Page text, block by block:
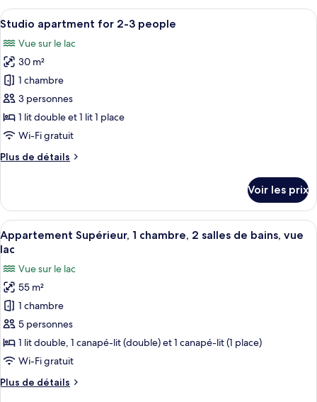
type
de
Chambre
Double,
vue
lac
Afficher
toutes
les
photos
pour
ce
type
de
chambre :
Studio
2-
3
people
Une chambre d’hôtel équipée d’un
16
Studio apartment for 2-3 people
Vue sur le lac
30 m²
1 chambre
3 personnes
1 lit double et 1 lit 1 place
Wi-Fi gratuit
Plus de détails
Plus
le
type
de
chambre
apartment
for
2-
3
people
Voir les prix
Afficher
toutes
photos
pour
ce
type
de
chambre :
Supérieur,
Une chambre d’hôtel moderne
17
Appartement Supérieur, 1 chambre, 2 salles de bains, vue
lac
Vue sur le lac
55 m²
1 chambre
5 personnes
1 lit double, 1 canapé-lit (double) et 1 canapé-lit (1 place)
Wi-Fi gratuit
Plus de détails
Plus